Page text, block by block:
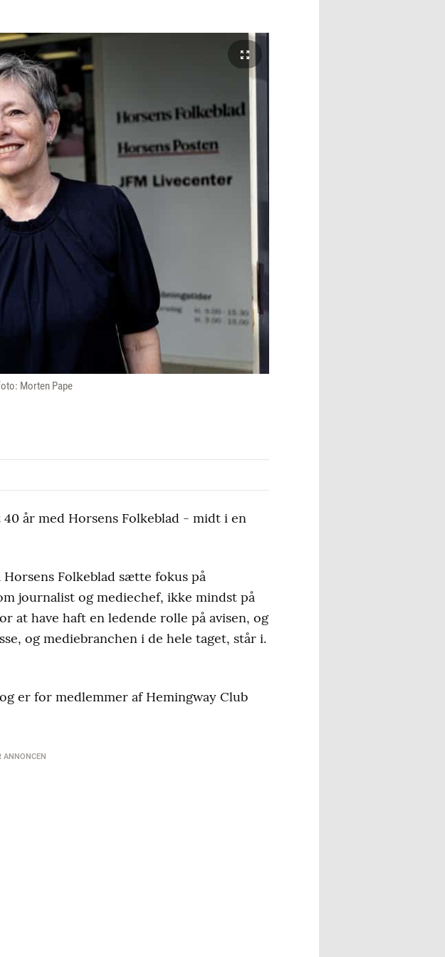
Morten Pape
år med Horsens Folkeblad - midt i en
Folkeblad sætte fokus på
journalist og mediechef, ikke mindst på
at have haft en ledende rolle på avisen, og
og mediebranchen i de hele taget, står i.
er for medlemmer af Hemingway Club
ANNONCEN